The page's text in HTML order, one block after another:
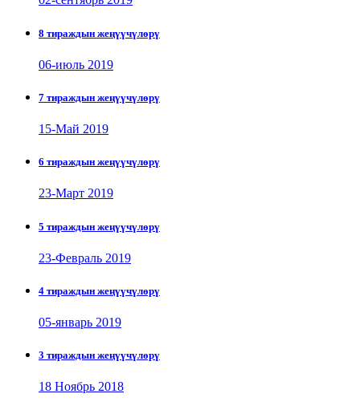
8 тираждын жеңүүчүлөрү
06-июль 2019
7 тираждын жеңүүчүлөрү
15-Май 2019
6 тираждын жеңүүчүлөрү
23-Март 2019
5 тираждын жеңүүчүлөрү
23-Февраль 2019
4 тираждын жеңүүчүлөрү
05-январь 2019
3 тираждын жеңүүчүлөрү
18 Ноябрь 2018